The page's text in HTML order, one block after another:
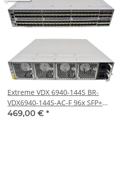
Extreme VDX 6940-144S BR-
VDX6940-144S-AC-F 96x SFP+
12x 40GbE QSFP+ ohne Winkel
469,00 €*